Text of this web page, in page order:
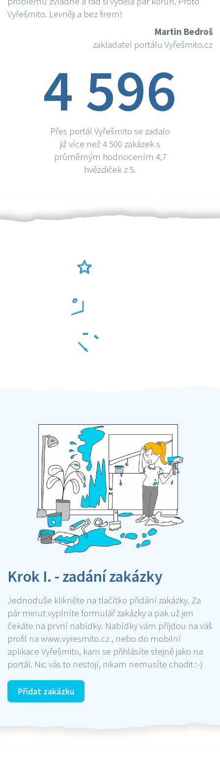
Vyřešmito. Levněji a bez firem!
Martin Bedroš
zakladatel portálu Vyřešmito.cz
4 596
Přes portál Vyřešmito se zadalo
již více než 4 500 zakázek s
průměrným hodnocením 4,7
hvězdiček z 5.
Krok I. - zadání zakázky
Jednoduše klikněte na tlačítko přidání zakázky. Za
pár minut vyplníte formulář zakázky a pak už jen
čekáte na první nabídky. Nabídky vám příjdou na váš
profil na www.vyresmito.cz , nebo do mobilní
aplikace Vyřešmito, kam se přihlásíte stejně jako na
portál. Nic vás to nestojí, nikam nemusíte chodit :-)
Přidat zakázku